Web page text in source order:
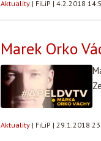
Aktuality | FiLiP | 4.2.2018
Marek Orko
Aktuality | FiLiP | 29.1.2018